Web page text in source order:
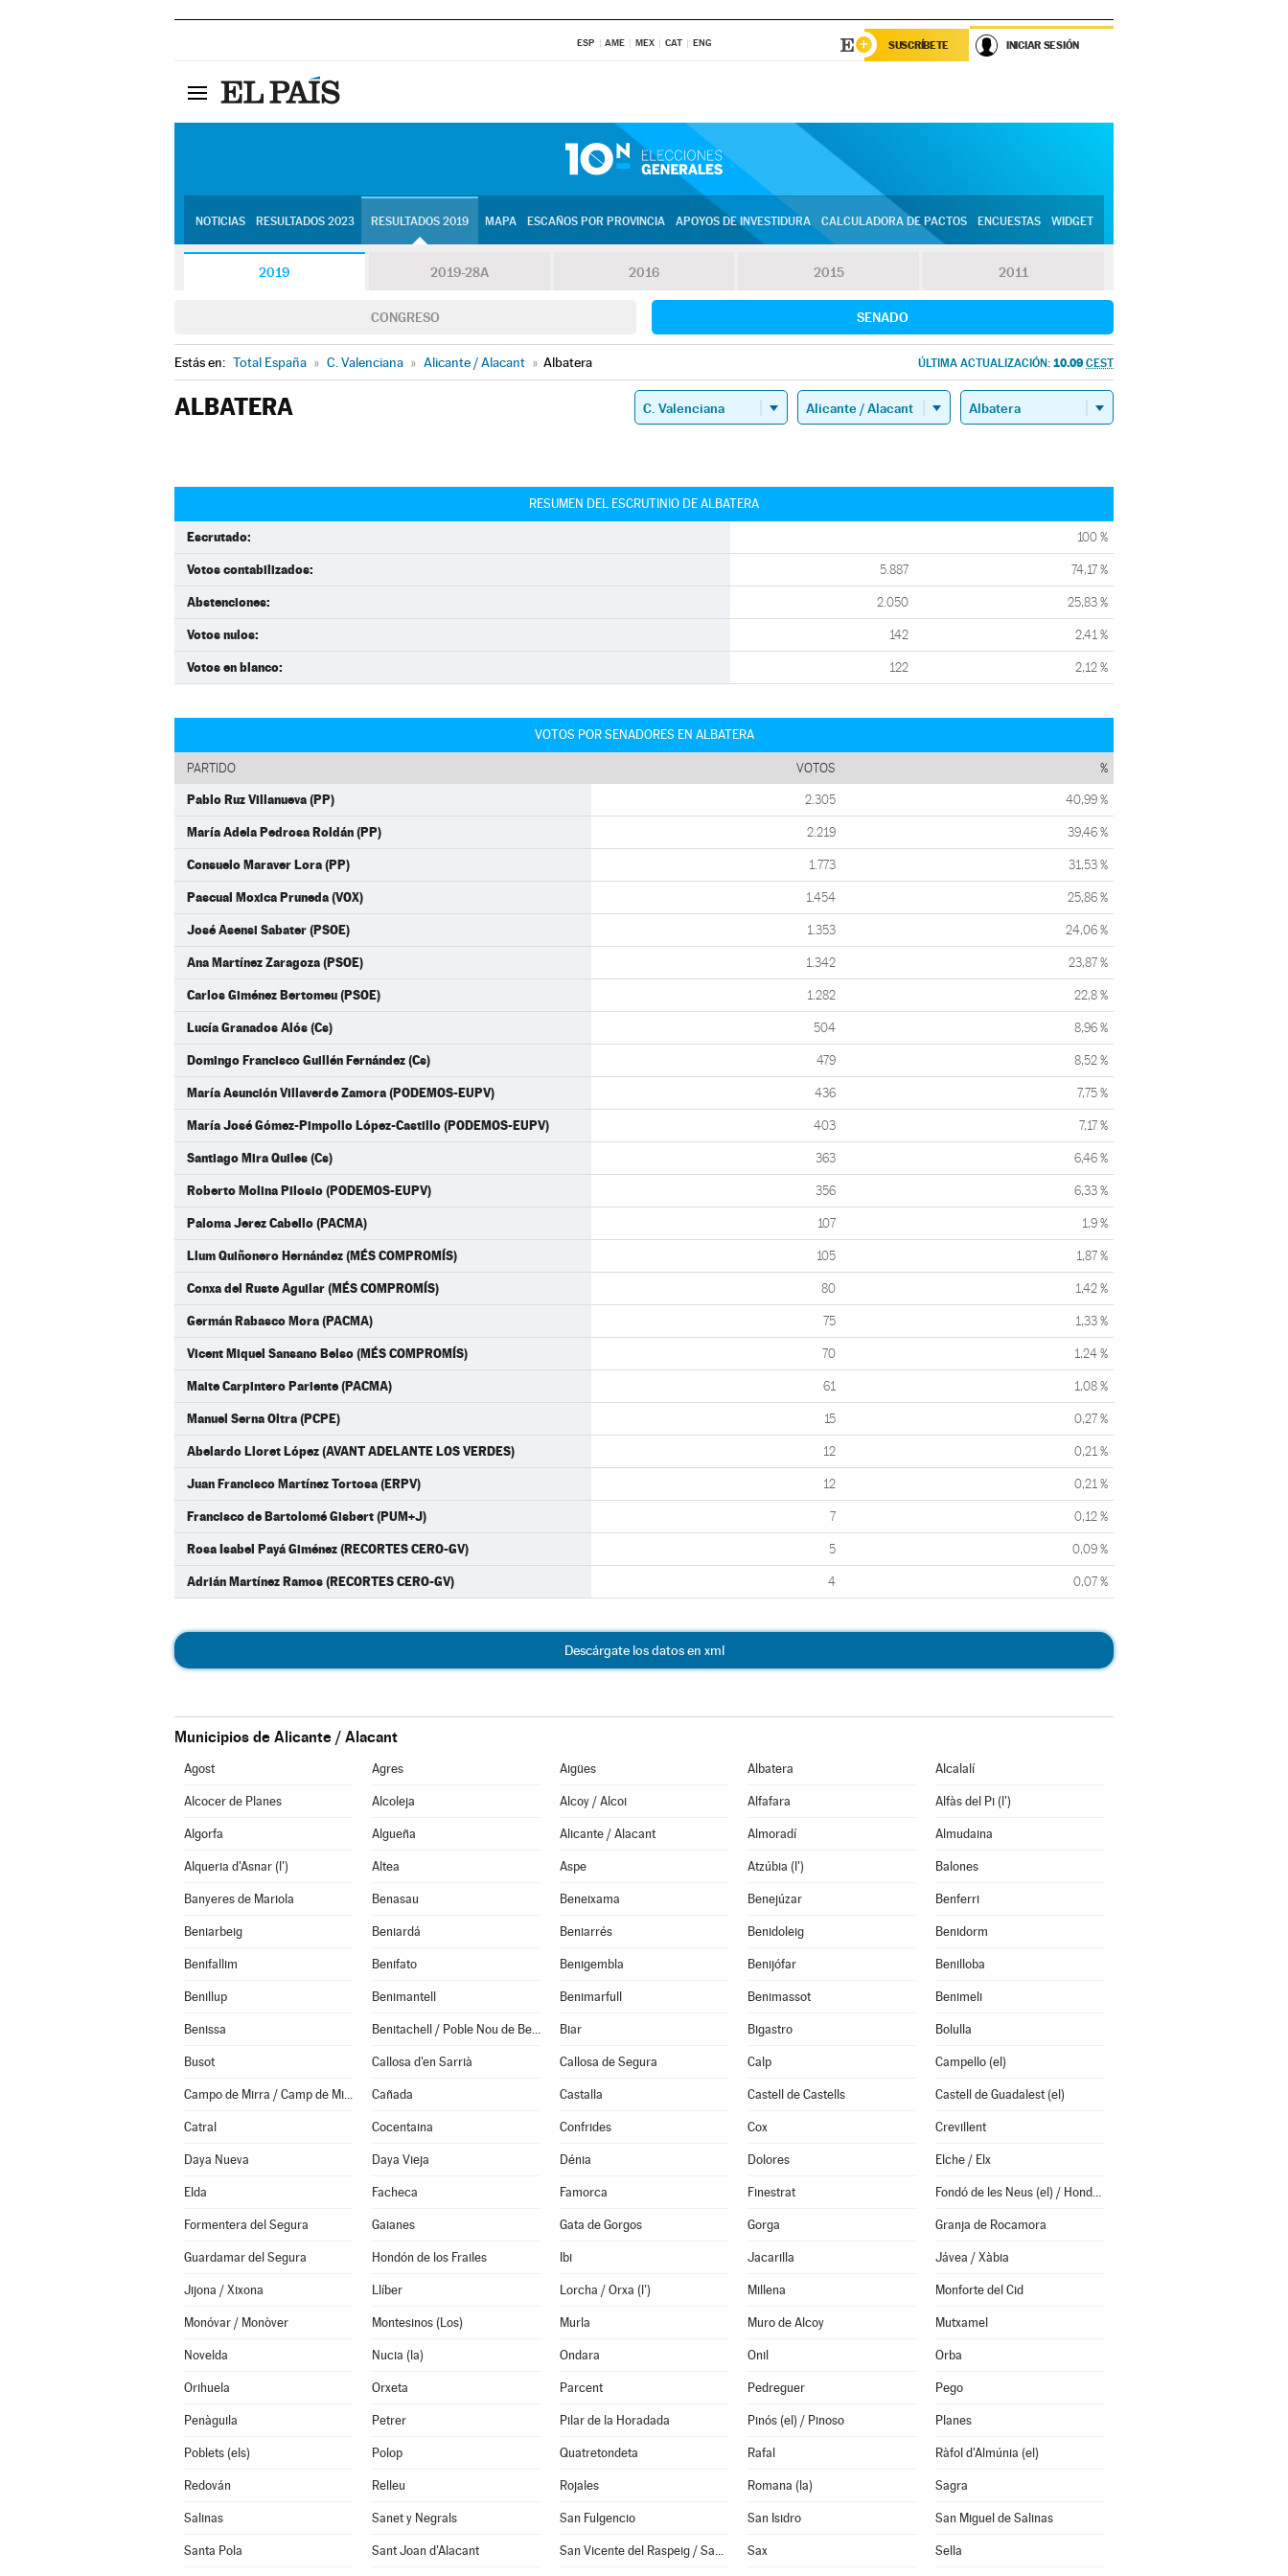
ESP AME MEX CAT ENG SUSCRÍBETE INICIAR SESIÓN
NOTICIAS RESULTADOS 2023 RESULTADOS 2019 MAPA ESCAÑOS POR PROVINCIA APOYOS DE INVESTIDURA CALCULADORA DE PACTOS ENCUESTAS WIDGET
2019 2019-28A 2016 2015 2011
CONGRESO SENADO
Estás en: Total España » C. Valenciana » Alicante / Alacant » Albatera ÚLTIMA ACTUALIZACIÓN: 10.09 CEST
ALBATERA
RESUMEN DEL ESCRUTINIO DE ALBATERA
Escrutado: 100 %
Votos contabilizados: 5.887 74,17 %
Abstenciones: 2.050 25,83 %
Votos nulos: 142 2,41 %
Votos en blanco: 122 2,12 %
VOTOS POR SENADORES EN ALBATERA
PARTIDO VOTOS %
Pablo Ruz Villanueva (PP) 2.305 40,99 %
María Adela Pedrosa Roldán (PP) 2.219 39,46 %
Consuelo Maraver Lora (PP) 1.773 31,53 %
Pascual Moxica Pruneda (VOX) 1.454 25,86 %
José Asensi Sabater (PSOE) 1.353 24,06 %
Ana Martínez Zaragoza (PSOE) 1.342 23,87 %
Carlos Giménez Bertomeu (PSOE) 1.282 22,8 %
Lucía Granados Alós (Cs) 504 8,96 %
Domingo Francisco Guillén Fernández (Cs) 479 8,52 %
María Asunción Villaverde Zamora (PODEMOS-EUPV) 436 7,75 %
María José Gómez-Pimpollo López-Castillo (PODEMOS-EUPV) 403 7,17 %
Santiago Mira Quiles (Cs) 363 6,46 %
Roberto Molina Pilosio (PODEMOS-EUPV) 356 6,33 %
Paloma Jerez Cabello (PACMA) 107 1,9 %
Llum Quiñonero Hernández (MÉS COMPROMÍS) 105 1,87 %
Conxa del Ruste Aguilar (MÉS COMPROMÍS) 80 1,42 %
Germán Rabasco Mora (PACMA) 75 1,33 %
Vicent Miquel Sansano Belso (MÉS COMPROMÍS) 70 1,24 %
Maite Carpintero Pariente (PACMA) 61 1,08 %
Manuel Serna Oltra (PCPE) 15 0,27 %
Abelardo Lloret López (AVANT ADELANTE LOS VERDES) 12 0,21 %
Juan Francisco Martínez Tortosa (ERPV) 12 0,21 %
Francisco de Bartolomé Gisbert (PUM+J) 7 0,12 %
Rosa Isabel Payá Giménez (RECORTES CERO-GV) 5 0,09 %
Adrián Martínez Ramos (RECORTES CERO-GV) 4 0,07 %
Descárgate los datos en xml
Municipios de Alicante / Alacant
Agost Agres Aigües Albatera Alcalalí
Alcocer de Planes Alcoleja Alcoy / Alcoi Alfafara Alfàs del Pi (l')
Algorfa Algueña Alicante / Alacant Almoradí Almudaina
Alqueria d'Asnar (l') Altea Aspe Atzúbia (l') Balones
Banyeres de Mariola Benasau Beneixama Benejúzar Benferri
Beniarbeig Beniardá Beniarrés Benidoleig Benidorm
Benifallim Benifato Benigembla Benijófar Benilloba
Benillup Benimantell Benimarfull Benimassot Benimeli
Benissa Benitachell / Poble Nou de Benitatxell (el) Biar Bigastro Bolulla
Busot Callosa d'en Sarrià Callosa de Segura Calp Campello (el)
Campo de Mirra / Camp de Mirra (el) Cañada Castalla Castell de Castells Castell de Guadalest (el)
Catral Cocentaina Confrides Cox Crevillent
Daya Nueva Daya Vieja Dénia Dolores Elche / Elx
Elda Facheca Famorca Finestrat Fondó de les Neus (el) / Hondón de las Nieves
Formentera del Segura Gaianes Gata de Gorgos Gorga Granja de Rocamora
Guardamar del Segura Hondón de los Frailes Ibi Jacarilla Jávea / Xàbia
Jijona / Xixona Llíber Lorcha / Orxa (l') Millena Monforte del Cid
Monóvar / Monòver Montesinos (Los) Murla Muro de Alcoy Mutxamel
Novelda Nucia (la) Ondara Onil Orba
Orihuela Orxeta Parcent Pedreguer Pego
Penàguila Petrer Pilar de la Horadada Pinós (el) / Pinoso Planes
Poblets (els) Polop Quatretondeta Rafal Ràfol d'Almúnia (el)
Redován Relleu Rojales Romana (la) Sagra
Salinas Sanet y Negrals San Fulgencio San Isidro San Miguel de Salinas
Santa Pola Sant Joan d'Alacant San Vicente del Raspeig / Sant Vicent del Raspeig Sax Sella